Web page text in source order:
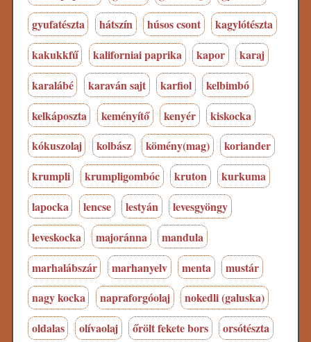
gyufatészta
hátszín húsos csont
kagylótészta
kakukkfű
kaliforniai paprika kapor
karaj
karalábé
karaván sajt karfiol
kelbimbó
kelkáposzta
keményítő kenyér
kiskocka
kókuszolaj
kolbász kömény(mag)
koriander
krumpli
krumpligombóc kruton
kurkuma
lapocka
lencse lestyán
levesgyöngy
leveskocka
majoránna
mandula
marhalábszár
marhanyelv menta
mustár
nagy kocka
napraforgóolaj
nokedli (galuska)
oldalas
olívaolaj őrölt fekete bors
orsótészta